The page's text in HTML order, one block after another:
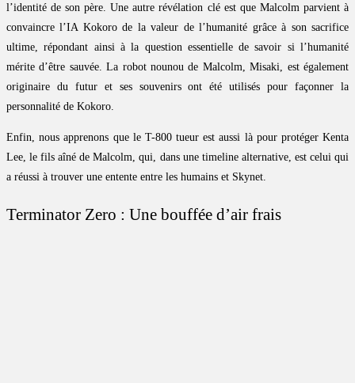
l’identité de son père. Une autre révélation clé est que Malcolm parvient à
convaincre l’IA Kokoro de la valeur de l’humanité grâce à son sacrifice
ultime, répondant ainsi à la question essentielle de savoir si l’humanité
mérite d’être sauvée. La robot nounou de Malcolm, Misaki, est également
originaire du futur et ses souvenirs ont été utilisés pour façonner la
personnalité de Kokoro.
Enfin, nous apprenons que le T-800 tueur est aussi là pour protéger Kenta
Lee, le fils aîné de Malcolm, qui, dans une timeline alternative, est celui qui
a réussi à trouver une entente entre les humains et Skynet.
Terminator Zero : Une bouffée d’air frais